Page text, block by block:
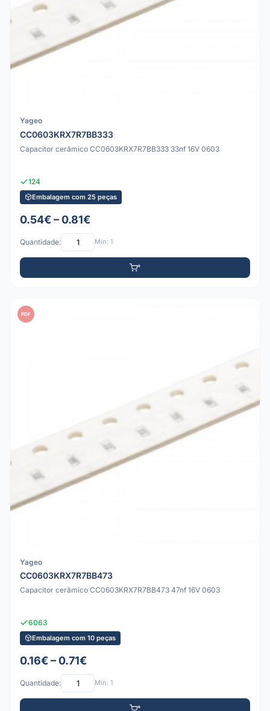
Yageo
CC0603KRX7R7BB333
Capacitor cerâmico CC0603KRX7R7BB333 33nf 16V 0603
124
Embalagem com 25 peças
0.54€ – 0.81€
Quantidade: Mín: 1
PDF
Yageo
CC0603KRX7R7BB473
Capacitor cerâmico CC0603KRX7R7BB473 47nf 16V 0603
6063
Embalagem com 10 peças
0.16€ – 0.71€
Quantidade: Mín: 1